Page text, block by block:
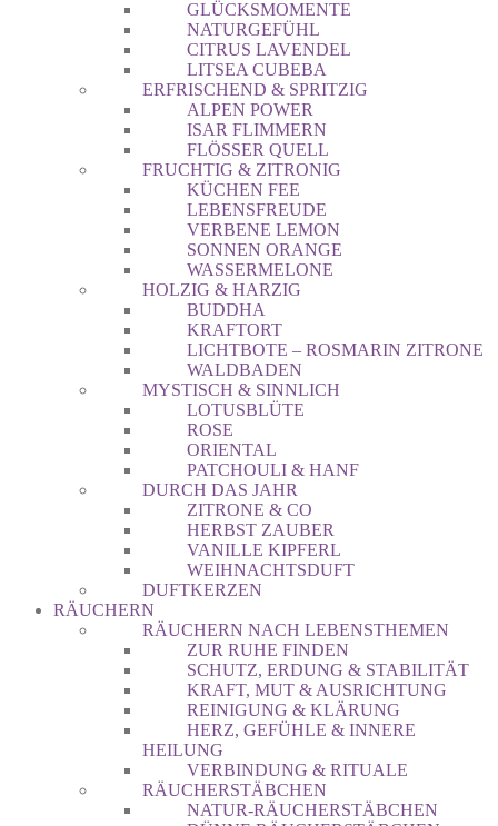
GLÜCKSMOMENTE
NATURGEFÜHL
CITRUS LAVENDEL
LITSEA CUBEBA
ERFRISCHEND & SPRITZIG
ALPEN POWER
ISAR FLIMMERN
FLÖSSER QUELL
FRUCHTIG & ZITRONIG
KÜCHEN FEE
LEBENSFREUDE
VERBENE LEMON
SONNEN ORANGE
WASSERMELONE
HOLZIG & HARZIG
BUDDHA
KRAFTORT
LICHTBOTE – ROSMARIN ZITRONE
WALDBADEN
MYSTISCH & SINNLICH
LOTUSBLÜTE
ROSE
ORIENTAL
PATCHOULI & HANF
DURCH DAS JAHR
ZITRONE & CO
HERBST ZAUBER
VANILLE KIPFERL
WEIHNACHTSDUFT
DUFTKERZEN
RÄUCHERN
RÄUCHERN NACH LEBENSTHEMEN
ZUR RUHE FINDEN
SCHUTZ, ERDUNG & STABILITÄT
KRAFT, MUT & AUSRICHTUNG
REINIGUNG & KLÄRUNG
HERZ, GEFÜHLE & INNERE
HEILUNG
VERBINDUNG & RITUALE
RÄUCHERSTÄBCHEN
NATUR-RÄUCHERSTÄBCHEN